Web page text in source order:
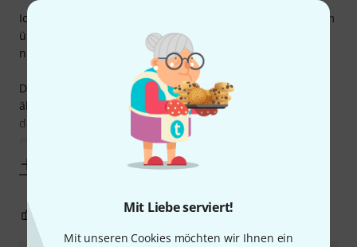
Mit Liebe serviert!
Mit unseren Cookies möchten wir Ihnen ein
Ich habe die ersten V21 Blätter probiert und war angenehm
überrascht. Jedes Blatt war sofort spielbar und man hat
nicht den Ausfall, wie sonst.
Darüber hinaus reagieren die V21-Blätter beim Spielen
ähnlich zu den RueDePic. Demnach geben die Blätter nach
dem Einspielen nicht so schnell nach und man hat lange
ein konstantes Spielgefühl. Bei den V12 Blättern
BEWERTUNG MELDEN